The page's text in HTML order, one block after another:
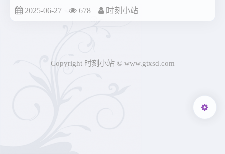
2025-06-27 678 时刻小站
Copyright 时刻小站 © www.gtxsd.com